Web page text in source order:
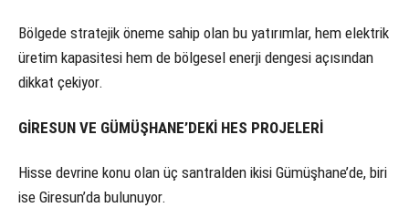
Bölgede stratejik öneme sahip olan bu yatırımlar, hem elektrik
üretim kapasitesi hem de bölgesel enerji dengesi açısından
dikkat çekiyor.
GİRESUN VE GÜMÜŞHANE’DEKİ HES PROJELERİ
Hisse devrine konu olan üç santralden ikisi Gümüşhane’de, biri
ise Giresun’da bulunuyor.